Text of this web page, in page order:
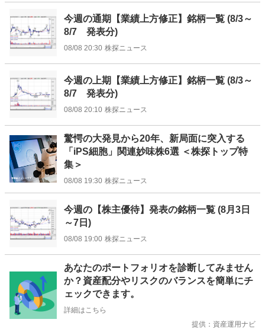
今週の通期【業績上方修正】銘柄一覧 (8/3～
8/7 発表分)
08/08 20:30 株探ニュース
今週の上期【業績上方修正】銘柄一覧 (8/3～
8/7 発表分)
08/08 20:10 株探ニュース
驚愕の大発見から20年、新局面に突入する
「iPS細胞」関連妙味株6選 ＜株探トップ特
集＞
08/08 19:30 株探ニュース
今週の【株主優待】発表の銘柄一覧 (8月3日
～7日)
08/08 19:00 株探ニュース
あなたのポートフォリオを診断してみません
か？資産配分やリスクのバランスを簡単にチ
ェックできます。
詳細はこちら
提供：資産運用ナビ